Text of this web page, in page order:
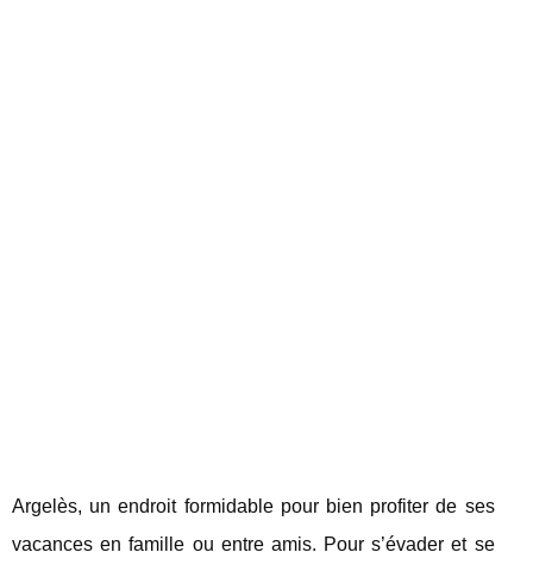
Argelès, un endroit formidable pour bien profiter de ses
vacances en famille ou entre amis. Pour s’évader et se